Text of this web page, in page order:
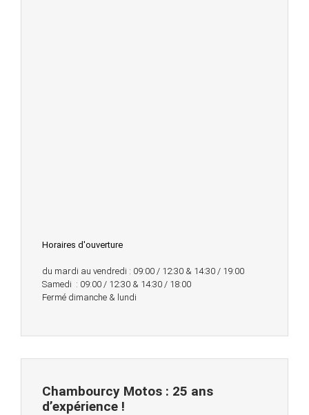
Horaires d'ouverture
du mardi au vendredi : 09:00 / 12:30 & 14:30 / 19:00
Samedi : 09:00 / 12:30 & 14:30 / 18:00
Fermé dimanche & lundi
Chambourcy Motos : 25 ans
d’expérience !